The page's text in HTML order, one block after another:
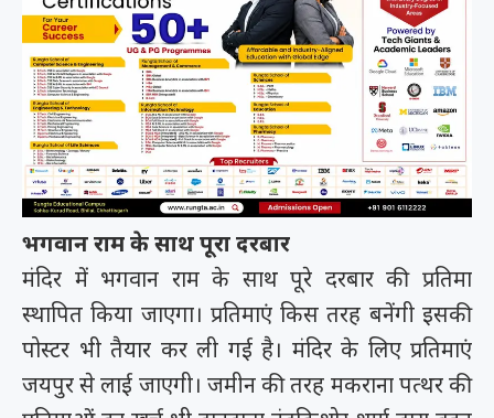
भगवान राम के साथ पूरा दरबार
मंदिर में भगवान राम के साथ पूरे दरबार की प्रतिमा
स्थापित किया जाएगा। प्रतिमाएं किस तरह बनेंगी इसकी
पोस्टर भी तैयार कर ली गई है। मंदिर के लिए प्रतिमाएं
जयपुर से लाई जाएगी। जमीन की तरह मकराना पत्थर की